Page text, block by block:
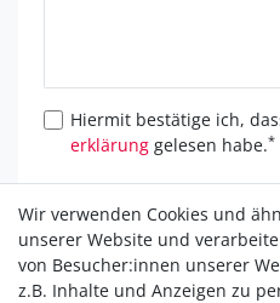
Hiermit bestätige ich,
erklärunggelesen habe.*
* Hierbei
Wir verwenden Cookies und
unserer Website und
von Besucher:innen unserer
z.B. Inhalte und Anzeigen zu